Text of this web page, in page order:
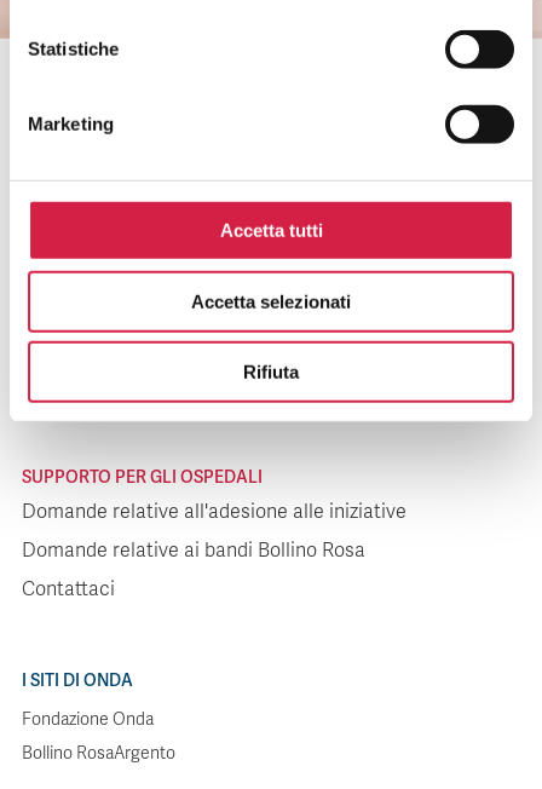
Statistiche
Marketing
Accetta tutti
Accetta selezionati
Rifiuta
SUPPORTO PER I PAZIENTI
Domande relative agli ospedali
Domande relative alle iniziative
SUPPORTO PER GLI OSPEDALI
Domande relative all'adesione alle iniziative
Domande relative ai bandi Bollino Rosa
Contattaci
I SITI DI ONDA
Fondazione Onda
Bollino RosaArgento